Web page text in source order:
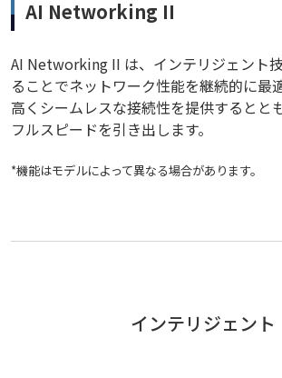
AI Networking II
AI Networking II は、インテリジェント
ることでネットワーク性能を継続的に最
高くシームレスな接続性を提供するとと
フルスピードを引き出します。
*機能はモデルによって異なる場合があります。
インテリジェント